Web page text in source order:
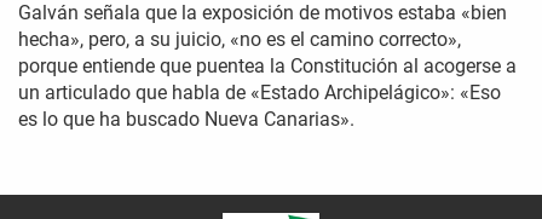
Galván señala que la exposición de motivos estaba «bien
hecha», pero, a su juicio, «no es el camino correcto»,
porque entiende que puentea la Constitución al acogerse a
un articulado que habla de «Estado Archipelágico»: «Eso
es lo que ha buscado Nueva Canarias».